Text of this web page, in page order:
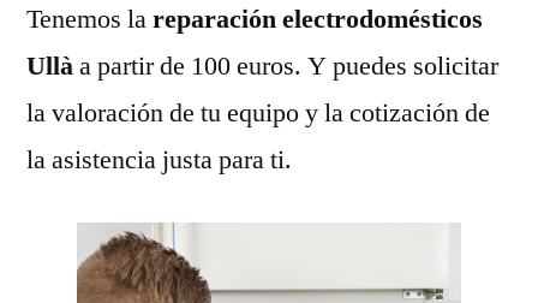
Tenemos lareparación electrodomésticos
Ullàa partir de 100 euros. Y puedes solicitar
la valoración de tu equipo y la cotización de
la asistencia justa para ti.